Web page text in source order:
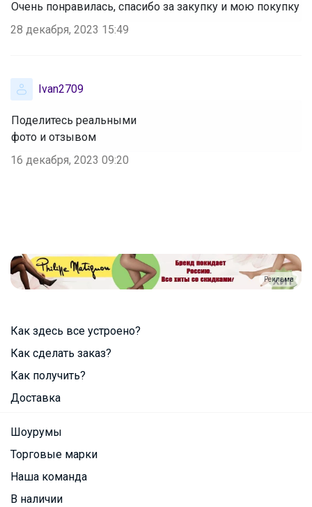
Очень понравилась, спасибо за закупку и мою покупку
28 декабря, 2023 15:49
Ivan2709
Поделитесь реальными
‌фото и отзывом
16 декабря, 2023 09:20
Реклама
Как здесь все устроено?
Как сделать заказ?
Как получить?
Доставка
Шоурумы
Торговые марки
Наша команда
В наличии